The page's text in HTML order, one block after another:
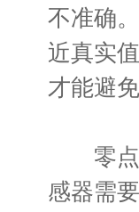
不准确
近真实
才能避
零点
感器需